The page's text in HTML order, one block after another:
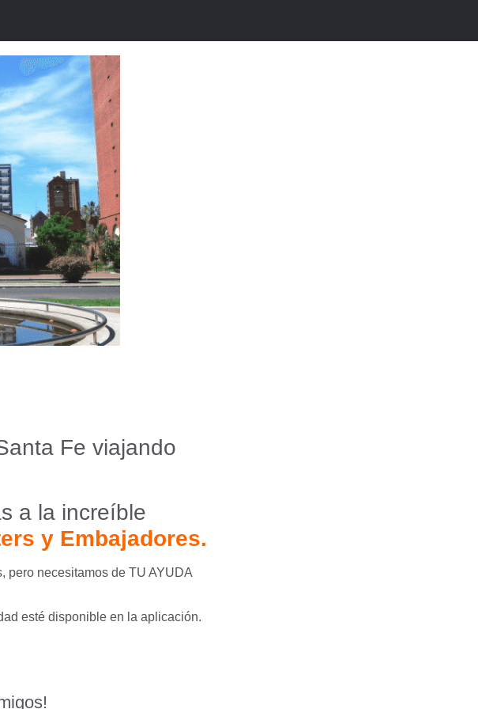
Fe viajando
a la increíble
y Embajadores.
pero necesitamos de TU AYUDA
esté disponible en la aplicación.